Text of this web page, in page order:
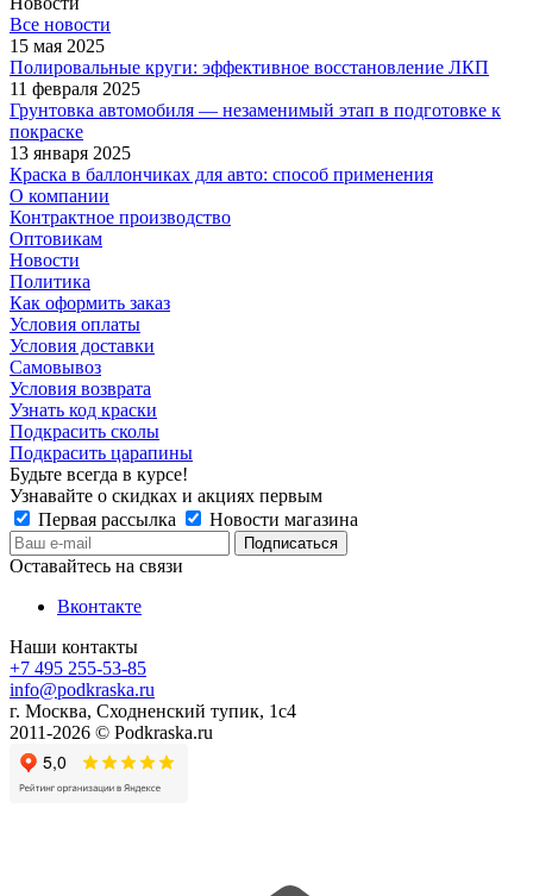
Все новости
15 мая 2025
Полировальные круги: эффективное восстановление ЛКП
11 февраля 2025
Грунтовка автомобиля — незаменимый этап в подготовке к
покраске
13 января 2025
Краска в баллончиках для авто: способ применения
О компании
Контрактное производство
Оптовикам
Новости
Политика
Как оформить заказ
Условия оплаты
Условия доставки
Самовывоз
Условия возврата
Узнать код краски
Подкрасить сколы
Подкрасить царапины
Будьте всегда в курсе!
Узнавайте о скидках и акциях первым
Первая рассылка
Новости магазина
Оставайтесь на связи
Вконтакте
Наши контакты
+7 495 255-53-85
info@podkraska.ru
г. Москва, Сходненский тупик, 1с4
2011-2026 © Podkraska.ru